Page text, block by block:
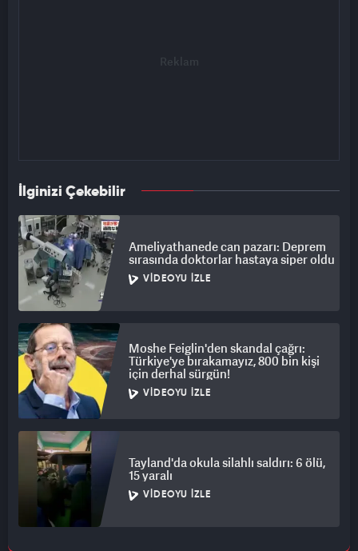
İlginizi Çekebilir
Ameliyathanede can pazarı: Deprem
sırasında doktorlar hastaya siper oldu
VIDEOYU İZLE
Moshe Feiglin'den skandal çağrı:
Türkiye'ye bırakamayız, 800 bin kişi
için derhal sürgün!
VIDEOYU İZLE
Tayland'da okula silahlı saldırı: 6 ölü,
15 yaralı
VIDEOYU İZLE